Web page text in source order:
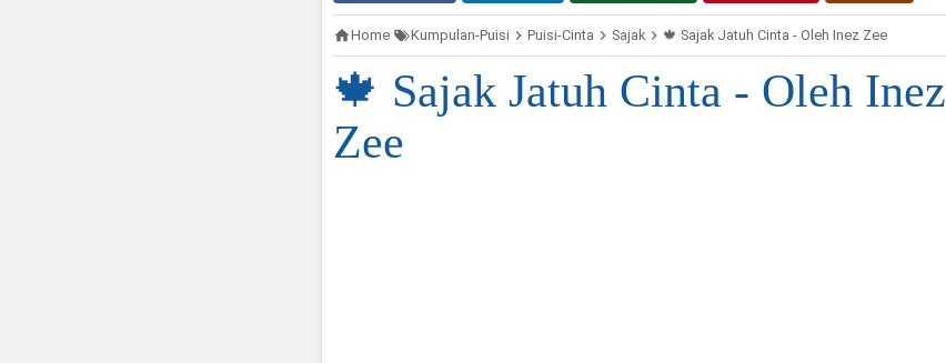
Home Kumpulan-Puisi Puisi-Cinta Sajak 🍁 Sajak Jatuh Cinta - Oleh Inez Zee
🍁 Sajak Jatuh Cinta - Oleh Inez
Zee